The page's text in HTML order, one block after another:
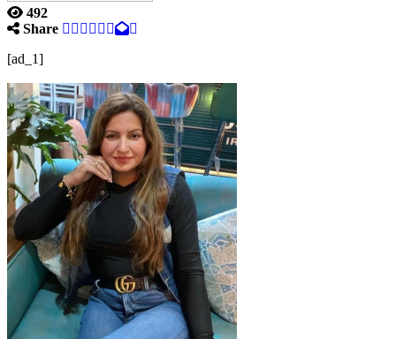
492
Share
[ad_1]